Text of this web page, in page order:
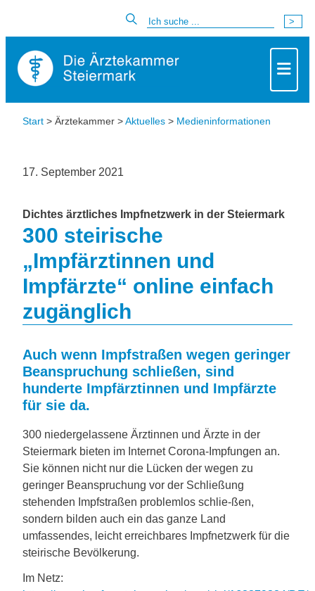
Start > Ärztekammer >Aktuelles > Medieninformationen
17. September 2021
Dichtes ärztliches Impfnetzwerk in der Steiermark
300 steirische
„Impfärztinnen und
Impfärzte“ online einfach
zugänglich
Auch wenn Impfstraßen wegen geringer
Beanspruchung schließen, sind
hunderte Impfärztinnen und Impfärzte
für sie da.
300 niedergelassene Ärztinnen und Ärzte in der
Steiermark bieten im Internet Corona-Impfungen an.
Sie können nicht nur die Lücken der wegen zu
geringer Beanspruchung vor der Schließung
stehenden Impfstraßen problemlos schlie-ßen,
sondern bilden auch ein das ganze Land
umfassendes, leicht erreichbares Impfnetzwerk für die
steirische Bevölkerung.
Im Netz: